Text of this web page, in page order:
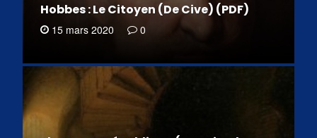
Hobbes : Le Citoyen (De Cive) (PDF)
15 mars 2020 0